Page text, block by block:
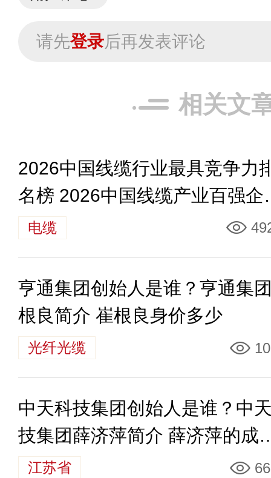
请先登录后再发表评论
相关文
2026中国线缆行业最具竞争力
名榜 2026中国线缆产业百强企
名单
电缆
亨通集团创始人是谁？亨通集
根良简介 崔根良身价多少
光纤光缆
中天科技集团创始人是谁？中
技集团薛济萍简介 薛济萍的成
有哪些
江苏省